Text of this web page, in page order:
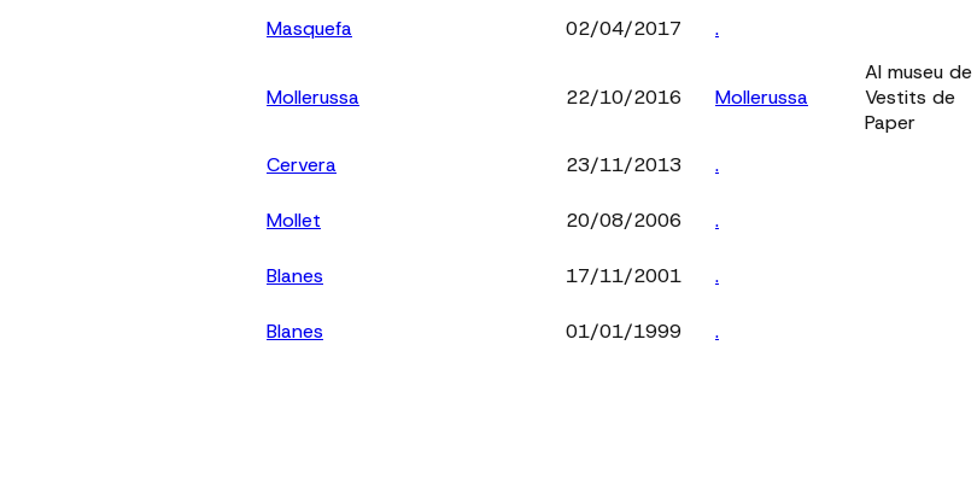
Masquefa 02/04/2017 .
Mollerussa 22/10/2016 Mollerussa
Al museu de
Vestits de
Paper
Cervera 23/11/2013 .
Mollet 20/08/2006 .
Blanes 17/11/2001 .
Blanes 01/01/1999 .